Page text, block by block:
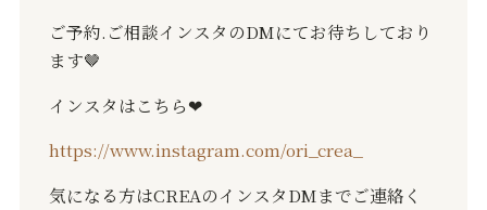
ご予約. ご相談インスタのDMにてお待ちしており
ます🤎
インスタはこちら❤︎
https://www.instagram.com/ori_crea_
気になる方はCREAのインスタDMまでご連絡く